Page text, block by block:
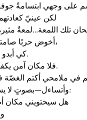
لكن عينيّ
أخوض حربًا صامتة كل يوم،
كي أبدو متماسكة.
فلا مكان آمن يكفيني لأَنهار.
وأتساءل—بصوتٍ لا يسمعه أحد:
هل سيحتويني مكان